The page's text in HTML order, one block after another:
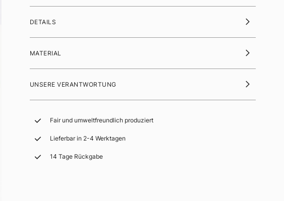
DETAILS
MATERIAL
UNSERE VERANTWORTUNG
Fair und umweltfreundlich produziert
Lieferbar in 2-4 Werktagen
14 Tage Rückgabe